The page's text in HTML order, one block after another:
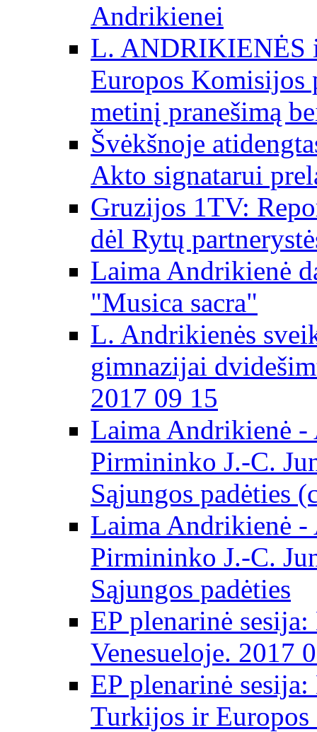
Andrikienei
L. ANDRIKIENĖS
Europos Komisijos
metinį pranešimą
Švėkšnoje
Akto signatarui
Gruzijos 1TV:
dėl Rytų
Laima Andrikienė
"Musica sacra"
L. Andrikienės
gimnazijai
2017 09 15
Laima Andrikienė
Pirmininko J.-C.
Sąjungos padėties
Laima Andrikienė
Pirmininko J.-C.
Sąjungos padėties
EP plenarinė
Venesueloje. 2017
EP plenarinė
Turkijos ir Europos